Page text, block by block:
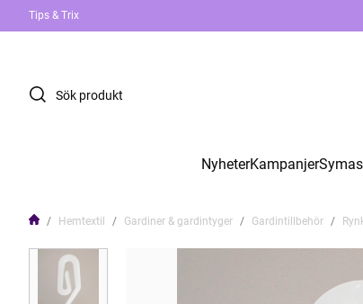
Tips & Trix
NyheterKampanjer
Hemtextil Gardiner & gardintyger Gardintillbehör